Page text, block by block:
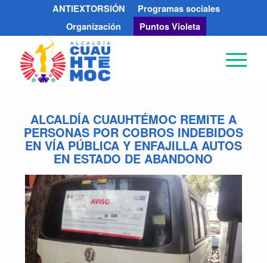
ANTIEXTORSIÓN
Programas sociales
Organización
Puntos Violeta
ALCALDÍA CUAUHTÉMOC REMITE A
PERSONAS POR COBROS INDEBIDOS
EN VÍA PÚBLICA Y ENFAJILLA AUTOS
EN ESTADO DE ABANDONO